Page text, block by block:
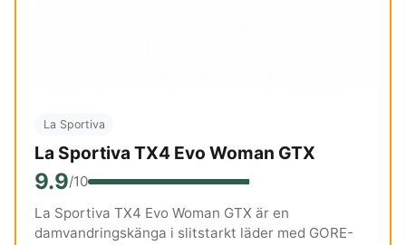
La Sportiva
La Sportiva TX4 Evo Woman GTX
9.9/10
La Sportiva TX4 Evo Woman GTX är en
damvandringskänga i slitstarkt läder med GORE-